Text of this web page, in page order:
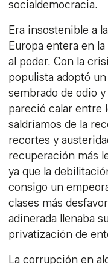
socialdemocracia.
Era insostenible a
Europa entera en
al poder. Con la
populista adoptó
sembrado de odio
pareció calar entre
saldríamos de la
recortes y
recuperación más
ya que la
consigo un
clases más
adinerada llenaba
privatización de
La corrupción en